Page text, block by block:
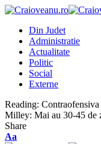
Din Judet
Administratie
Actualitate
Politic
Social
Externe
Reading:
Milley: Mai au 30-45 de
Share
Aa